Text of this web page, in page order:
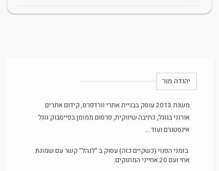
יהודה מור
משנת 2013 עוסק בבניית אתרי וורדפרס, קידום אתרים
אורגני בגוגל, כתיבה שיווקית, פרסום ממומן בפייסבוק גוגל
אינסטגרם ועוד...
בזמני הפנוי (כשקיים כזה) עסוק ב "לנהל" קשר עם שמונת
אחי ועם 20 אחייני המתוקים.